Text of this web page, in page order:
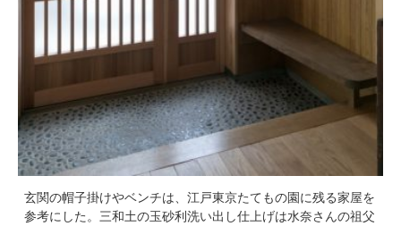
玄関の帽子掛けやベンチは、江戸東京たてもの園に残る家屋を
参考にした。三和土の玉砂利洗い出し仕上げは水奈さんの祖父